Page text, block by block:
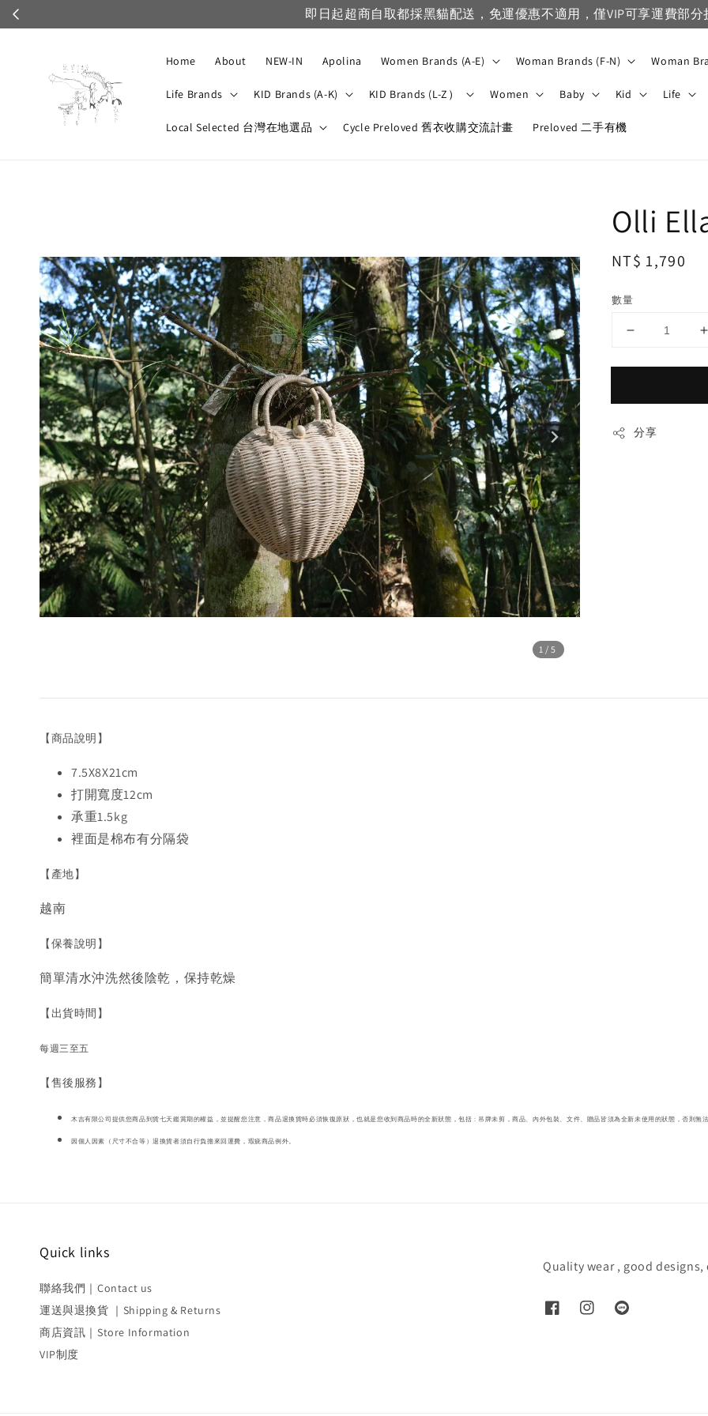
黑貓配送，免運優惠不適用，僅VIP可享運費部分折扣
Home About NEW-IN Apolina Women Brands (A-E) Woman Brands (F-N) Woman
Life Brands KID Brands (A-K) KID Brands (L-Z） Women Baby Kid Life
Local Selected 台灣在地選品 Cycle Preloved 舊衣收購交流計畫 Preloved 二手有機
1 /5
Olli
Regular
NT$ 1,790
數量
分享
【商品說明】
7.5X8X21cm
打開寬度12cm
承重1.5kg
裡面是棉布有分隔袋
【產地】
越南
【保養說明】
簡單清水沖洗然後陰乾，保持乾燥
【出貨時間】
每週三至五
【售後服務】
木吉有限公司提供您商品到貨七天鑑賞期的權益，並提醒您注意，商品退換貨時必須恢復原狀，也就是您收到商品時的全新狀態，包括 : 吊牌未剪，商品、內外包裝、文件、贈品皆須為全新未使用的狀態，否則無
因個人因素（尺寸不合等）退換貨者須自行負擔來回運費，瑕疵商品例外。
Quick links
聯絡我們｜Contact us
運送與退換貨 ｜Shipping & Returns
商店資訊｜Store Information
VIP制度
Quality wear , good